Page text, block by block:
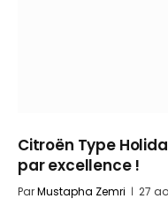
Citroën Type
par excellence !
ParMustapha Zemri 27